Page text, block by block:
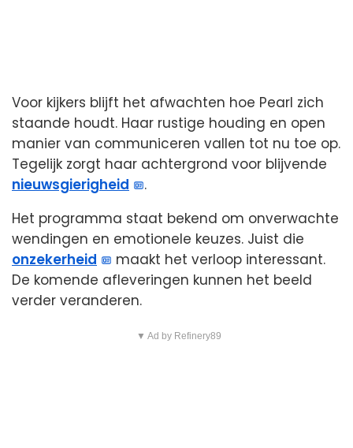
Voor kijkers blijft het afwachten hoe Pearl zich
staande houdt. Haar rustige houding en open
manier van communiceren vallen tot nu toe op.
Tegelijk zorgt haar achtergrond voor blijvende
nieuwsgierigheid
.
Het programma staat bekend om onverwachte
wendingen en emotionele keuzes. Juist die
onzekerheid
maakt het verloop interessant.
De komende afleveringen kunnen het beeld
verder veranderen.
▼ Ad by Refinery89